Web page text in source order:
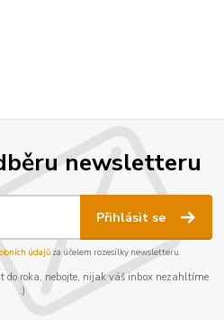
newsletteru
Přihlásit se
údajůza účelem rozesílky newsletteru.
roka, nebojte, nijak váš inbox nezahltíme
:)